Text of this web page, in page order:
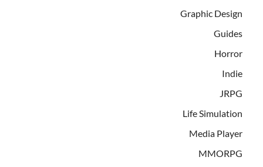
Graphic Design
Guides
Horror
Indie
JRPG
Life Simulation
Media Player
MMORPG